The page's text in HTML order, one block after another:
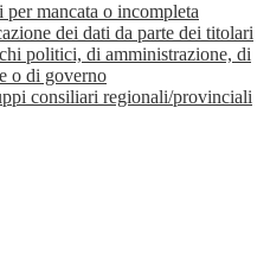
per mancata o incompleta
dei dati da parte dei titolari
politici, di amministrazione, di
o di governo
consiliari regionali/provinciali